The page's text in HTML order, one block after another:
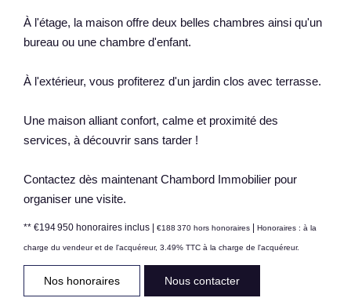
À l'étage, la maison offre deux belles chambres ainsi qu'un
bureau ou une chambre d'enfant.
À l'extérieur, vous profiterez d'un jardin clos avec terrasse.
Une maison alliant confort, calme et proximité des
services, à découvrir sans tarder !
Contactez dès maintenant Chambord Immobilier pour
organiser une visite.
** €194 950 honoraires inclus | €188 370 hors honoraires | Honoraires : à la
charge du vendeur et de l'acquéreur, 3.49% TTC à la charge de l'acquéreur.
Nos honoraires Nous contacter